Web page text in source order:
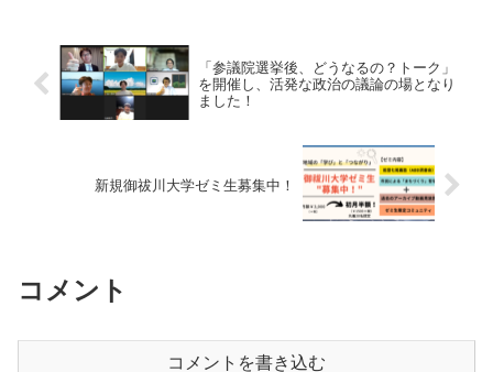
「参議院選挙後、どうなるの？トーク」
を開催し、活発な政治の議論の場となり
ました！
新規御祓川大学ゼミ生募集中！
コメント
コメントを書き込む